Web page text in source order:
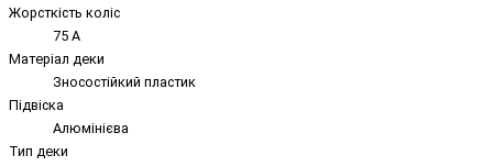
Жорсткість коліс
75 А
Матеріал деки
Зносостійкий пластик
Підвіска
Алюмінієва
Тип деки